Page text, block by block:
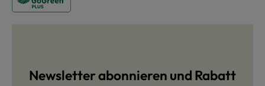
Newsletter abonnieren und Rabatt